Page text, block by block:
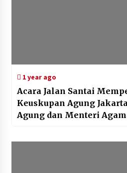
1 year ago
Acara Jalan Santai
Keuskupan Agung
Agung dan Menteri